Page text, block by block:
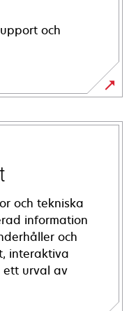
och
och tekniska
information
och
interaktiva
ett urval av